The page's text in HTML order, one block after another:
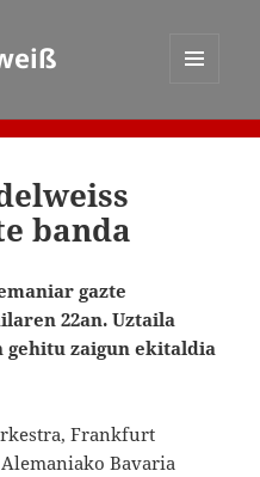
WIDGETS
banda
gazte
22an. Uztaila
zaigun ekitaldia
Frankfurt
Bavaria